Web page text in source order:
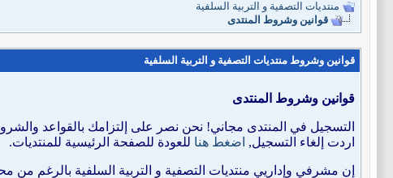
منتديات التصفية و التربية السلفية
قوانين وشروط المنتدى
قوانين وشروط منتديات التصفية و التربية السلفية
قوانين وشروط المنتدى
التسجيل في المنتدى مجاني! نحن نصر على إلتزامك بالقواعد
اردت إلغاء التسجيل, اضغط هنا للعودة للصفحة الرئيسية للمنتديات.
إن مشرفي وإداريي منتديات التصفية و التربية السلفية بالرغم